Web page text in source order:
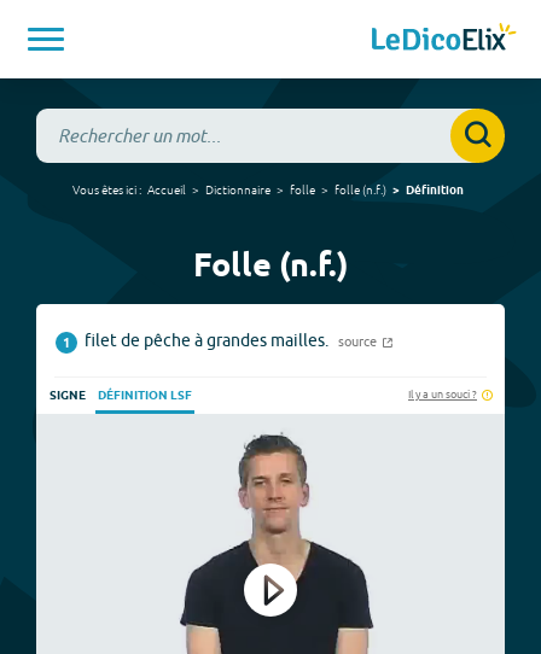
Vous êtes ici : Accueil Dictionnaire folle folle(n.f.) Définition
Folle (n.f.)
1 filet de pêche à grandes mailles. source
SIGNE DÉFINITION LSF Il y a un souci ?
Play